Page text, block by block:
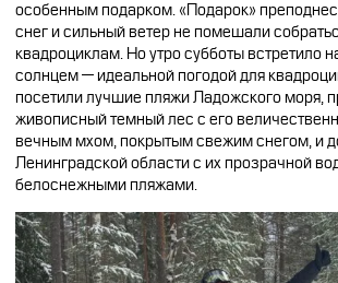
особенным подарком. «Подарок»
снег и сильный ветер не помешали
квадроциклам. Но утро субботы встретило
солнцем — идеальной погодой для
посетили лучшие пляжи Ладожского моря,
живописный темный лес с его
вечным мхом, покрытым свежим снегом, и
Ленинградской области с их прозрачной
белоснежными пляжами.